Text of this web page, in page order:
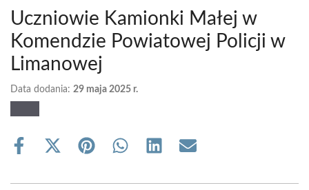
Uczniowie Kamionki Małej w
Komendzie Powiatowej Policji w
Limanowej
Data dodania: 29 maja 2025 r.
Share
Share
(Twitter)
Share Share Share Share